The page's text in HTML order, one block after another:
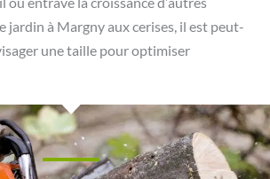
jardin à Margny aux cerises, il est peut-
une taille pour optimiser